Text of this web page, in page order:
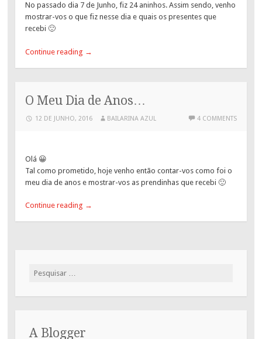
No passado dia 7 de Junho, fiz 24 aninhos. Assim sendo, venho
mostrar-vos o que fiz nesse dia e quais os presentes que
recebi 🙂
Continue reading →
O Meu Dia de Anos…
12 DE JUNHO, 2016 BAILARINA AZUL 4 COMMENTS
Olá 😀
Tal como prometido, hoje venho então contar-vos como foi o
meu dia de anos e mostrar-vos as prendinhas que recebi 🙂
Continue reading →
Pesquisar
A Blogger